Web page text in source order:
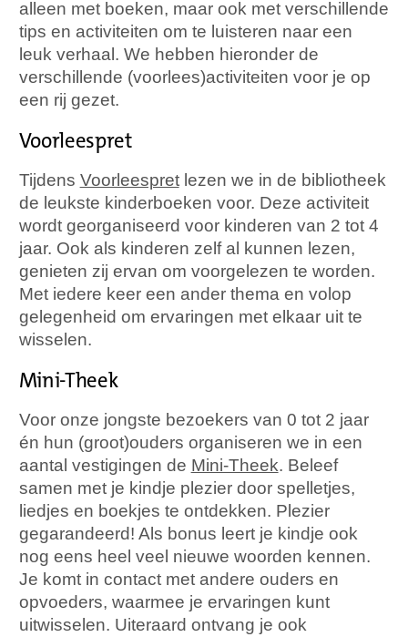
alleen met boeken, maar ook met verschillende
tips en activiteiten om te luisteren naar een
leuk verhaal. We hebben hieronder de
verschillende (voorlees)activiteiten voor je op
een rij gezet.
Voorleespret
Tijdens Voorleespretlezen we in de bibliotheek
de leukste kinderboeken voor. Deze activiteit
wordt georganiseerd voor kinderen van 2 tot 4
jaar. Ook als kinderen zelf al kunnen lezen,
genieten zij ervan om voorgelezen te worden.
Met iedere keer een ander thema en volop
gelegenheid om ervaringen met elkaar uit te
wisselen.
Mini-Theek
Voor onze jongste bezoekers van 0 tot 2 jaar
én hun (groot)ouders organiseren we in een
aantal vestigingen de Mini-Theek. Beleef
samen met je kindje plezier door spelletjes,
liedjes en boekjes te ontdekken. Plezier
gegarandeerd! Als bonus leert je kindje ook
nog eens heel veel nieuwe woorden kennen.
Je komt in contact met andere ouders en
opvoeders, waarmee je ervaringen kunt
uitwisselen. Uiteraard ontvang je ook